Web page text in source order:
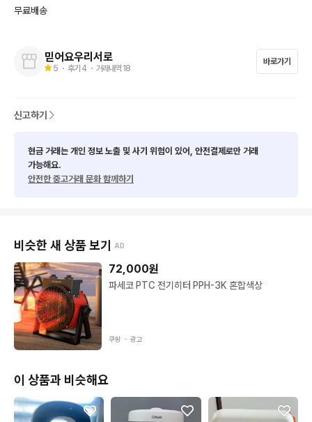
무료배송
믿어요우리서로
5 ・ 후기 4 ・ 거래내역 18
바로가기
신고하기
현금 거래는 개인 정보 노출 및 사기 위험이 있어, 안전결제로만 거래
가능해요.
안전한 중고거래 문화 함께하기
비슷한 새 상품 보기 AD
72,000원
파세코 PTC 전기히터 PPH-3K 혼합색상
쿠팡 ・ 광고
이 상품과 비슷해요